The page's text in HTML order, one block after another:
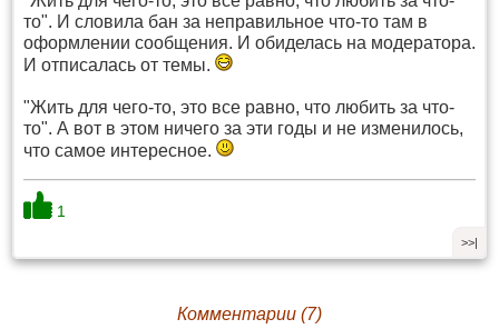
то". И словила бан за неправильное что-то там в
оформлении сообщения. И обиделась на модератора.
И отписалась от темы.
"Жить для чего-то, это все равно, что любить за что-
то". А вот в этом ничего за эти годы и не изменилось,
что самое интересное.
1
>>|
Комментарии (7)